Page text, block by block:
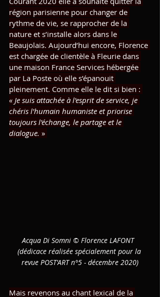
région parisienne pour changer de
rythme de vie, se rapprocher de la
nature et s’installe alors dans le
Beaujolais. Aujourd’hui encore, Florence
est chargée de clientèle à Fleurie dans
une maison France Services hébergée
par La Poste où elle s’épanouit
pleinement. Comme elle le dit si bien :
« Je suis attachée à l'esprit de service, je
chéris l'humain humaniste et priorise
toujours l'échange, le partage et le
dialogue. »
Acqua Di Somni © Florence LAFONT
(dédicace réalisée spécialement pour la
revue POST'ART n°5 - décembre 2020)
Mais revenons au chant lexical de la